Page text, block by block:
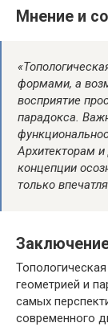
Мнение и
формами, а
восприятие
парадокса.
Архитекторам и
концепции
только
геометрией и
самых
современного